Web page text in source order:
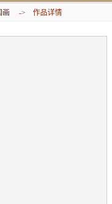
画 -> 作品详情